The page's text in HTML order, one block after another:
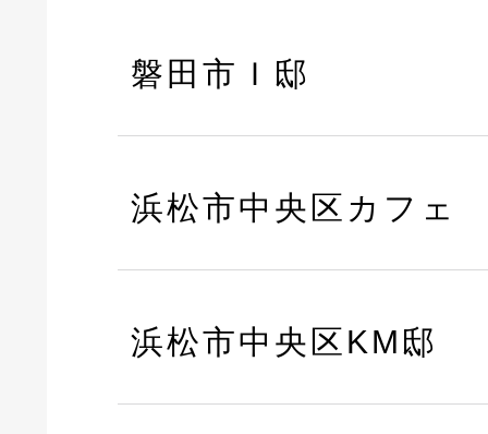
磐田市Ｉ邸
浜松市中央区カフェ
浜松市中央区KM邸